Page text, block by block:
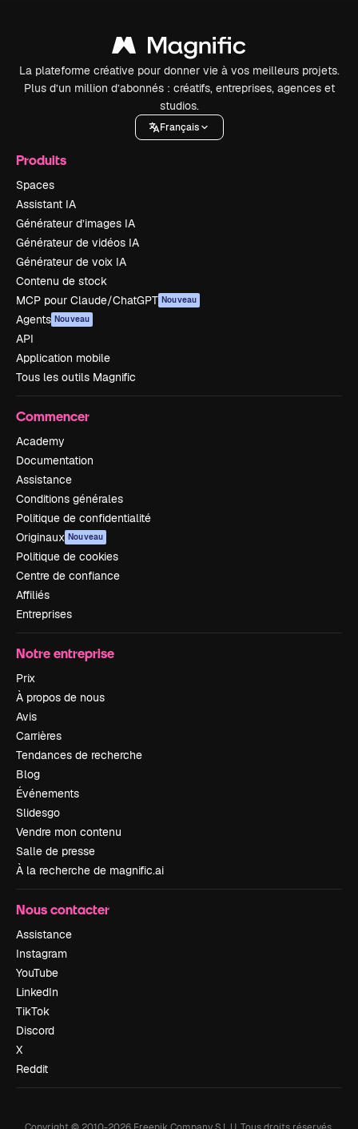
La plateforme créative pour donner vie à vos meilleurs projets.
Plus d’un million d’abonnés : créatifs, entreprises, agences et
studios.
Français
Produits
Spaces
Assistant IA
Générateur d’images IA
Générateur de vidéos IA
Générateur de voix IA
Contenu de stock
MCP pour Claude/ChatGPT Nouveau
Agents Nouveau
API
Application mobile
Tous les outils Magnific
Commencer
Academy
Documentation
Assistance
Conditions générales
Politique de confidentialité
Originaux Nouveau
Politique de cookies
Centre de confiance
Affiliés
Entreprises
Notre entreprise
Prix
À propos de nous
Avis
Carrières
Tendances de recherche
Blog
Événements
Slidesgo
Vendre mon contenu
Salle de presse
À la recherche de magnific.ai
Nous contacter
Assistance
Instagram
YouTube
LinkedIn
TikTok
Discord
X
Reddit